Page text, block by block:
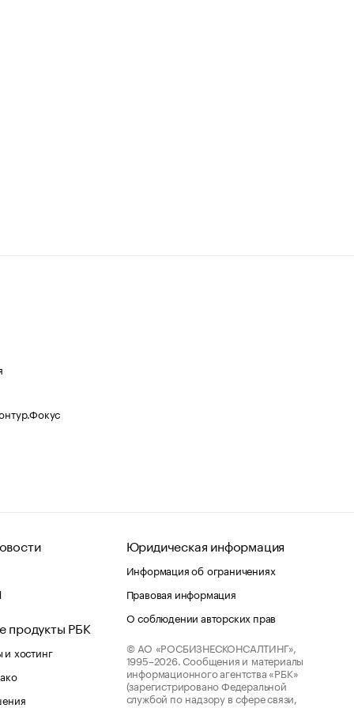
продукты РБК
хостинг
Юридическая информация
Информация об ограничениях
Правовая информация
О соблюдении авторских прав
© АО «РОСБИЗНЕСКОНСАЛТИНГ»,
1995–2026. Сообщения и материалы
информационного агентства «РБК»
(зарегистрировано Федеральной
службой по надзору в сфере связи,